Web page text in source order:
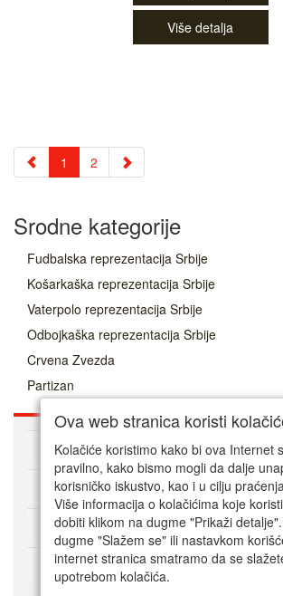
Više detalja
1 2
Srodne kategorije
Fudbalska reprezentacija Srbije
Košarkaška reprezentacija Srbije
Vaterpolo reprezentacija Srbije
Odbojkaška reprezentacija Srbije
Crvena Zvezda
Partizan
O nama
Kako kupovati online
Korisnički servis
Način plaćanja
Ova web stranica koristi
Kolačiće koristimo kako bi ova Internet
pravilno, kako bismo mogli da dalje
korisničko iskustvo, kao i u cilju
Više informacija o kolačićima koje
dobiti klikom na dugme "Prikaži
dugme "Slažem se" ili nastavkom
internet stranica smatramo da se
upotrebom kolačića.